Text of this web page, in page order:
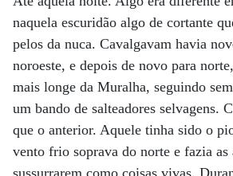
naquela escuridão algo de cortante
pelos da nuca. Cavalgavam havia
noroeste, e depois de novo para
mais longe da Muralha, seguindo
um bando de salteadores selvagens.
que o anterior. Aquele tinha sido o
vento frio soprava do norte e fazia as